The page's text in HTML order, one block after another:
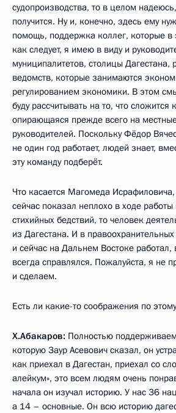
судопроизводства, то в целом
получится. Ну и, конечно, здесь ему
помощь, поддержка коллег, которые в
как следует, я имею в виду и
муниципалитетов, столицы Дагестана,
ведомств, которые занимаются
регулированием экономики. В этом
буду рассчитывать на то, что сложится
опирающаяся прежде всего на
руководителей. Поскольку Фёдор
не один год работает, людей знает,
эту команду подберёт.
Что касается Магомеда
сейчас показал неплохо в ходе
стихийных бедствий, то человек
из Дагестана. И в
и сейчас на Дальнем Востоке работал,
всегда справлялся. Пожалуйста, я не
и сделаем.
Есть ли какие-то соображения по
Х.Абакаров: Полностью
которую Заур Асевович сказал, он
как приехал в Дагестан, приехал со
алейкум», это всем людям очень
начала он изучал историю. У нас 36
а 14 – основные. Он всю историю